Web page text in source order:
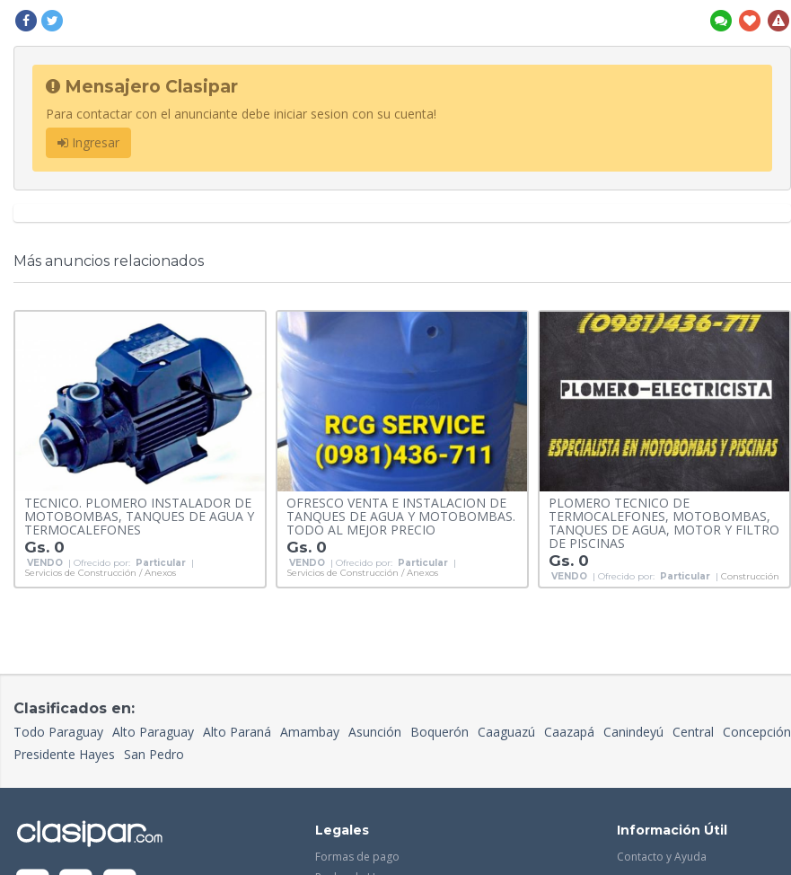
Mensajero Clasipar
Para contactar con el anunciante debe iniciar sesion con su cuenta!
Ingresar
Más anuncios relacionados
TECNICO. PLOMERO INSTALADOR DE
MOTOBOMBAS, TANQUES DE AGUA Y
TERMOCALEFONES
Gs. 0
VENDO | Ofrecido por: Particular |
Servicios de Construcción / Anexos
OFRESCO VENTA E INSTALACION DE
TANQUES DE AGUA Y MOTOBOMBAS.
TODO AL MEJOR PRECIO
Gs. 0
VENDO | Ofrecido por: Particular |
Servicios de Construcción / Anexos
PLOMERO TECNICO DE
TERMOCALEFONES, MOTOBOMBAS,
TANQUES DE AGUA, MOTOR Y FILTRO
DE PISCINAS
Gs. 0
VENDO | Ofrecido por: Particular | Construcción
Clasificados en:
Todo Paraguay Alto Paraguay Alto Paraná Amambay Asunción Boquerón Caaguazú Caazapá Canindeyú Central Concepción
Presidente Hayes San Pedro
Legales
Formas de pago
Información Útil
Contacto y Ayuda